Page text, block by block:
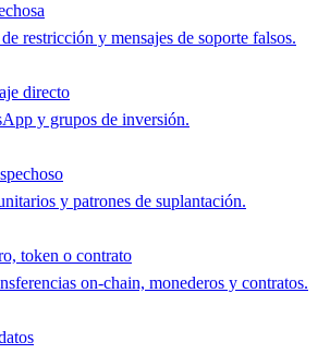
restricción y mensajes de soporte falsos.
directo
y grupos de inversión.
y patrones de suplantación.
token o contrato
on-chain, monederos y contratos.